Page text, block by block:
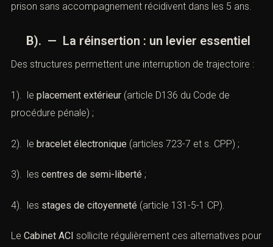
prison sans accompagnement récidivent dans les 5 ans.
B). — La réinsertion : un levier essentiel
Des structures permettent une interruption de trajectoire :
1). le placement extérieur (article D136 du Code de
procédure pénale) ;
2). le bracelet électronique (articles 723-7 et s. CPP) ;
3). les centres de semi-liberté ;
4). les stages de citoyenneté (article 131-5-1 CP).
Le Cabinet ACI sollicite régulièrement ces alternatives pour